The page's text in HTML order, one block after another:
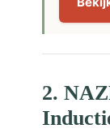
2.